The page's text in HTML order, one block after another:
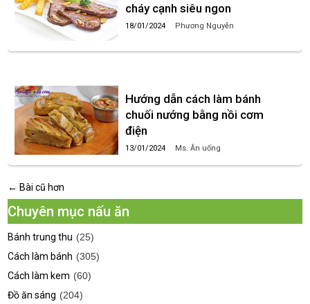
cháy cạnh siêu ngon
18/01/2024 Phương Nguyễn
Hướng dẫn cách làm bánh
chuối nướng bằng nồi cơm
điện
13/01/2024 Ms. Ăn uống
← Bài cũ hơn
Chuyên mục nấu ăn
Bánh trung thu (25)
Cách làm bánh (305)
Cách làm kem (60)
Đồ ăn sáng (204)